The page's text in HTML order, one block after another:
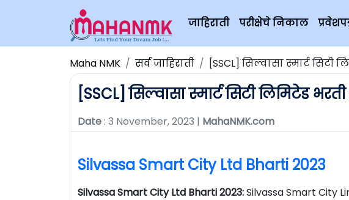
जाहिराती परीक्षेचे निकाल
Maha NMK सर्व जाहिराती [SSCL] सिल्वासा स्मार्ट सिटी
[SSCL] सिल्वासा स्मार्ट सिटी लिमिटेड
Date: 3 November, 2023 | MahaNMK.com
Silvassa Smart City Ltd Bharti 2023
Silvassa Smart City Ltd Bharti 2023:Silvassa Smart City